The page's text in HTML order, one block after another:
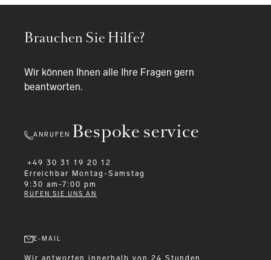
Bespoke service
Brauchen Sie Hilfe?
Wir können Ihnen alle Ihre Fragen gern
beantworten.
ANRUFEN
+49 30 31 19 20 12
Erreichbar
Montag-Samstag
9:30 am-7:00 pm
RUFEN SIE UNS AN
E-MAIL
Wir antworten innerhalb von 24 Stunden